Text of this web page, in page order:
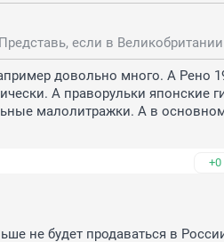
довольно много. А Рено
А праворульки японские
малолитражки. А в
+0
не будет продаваться в